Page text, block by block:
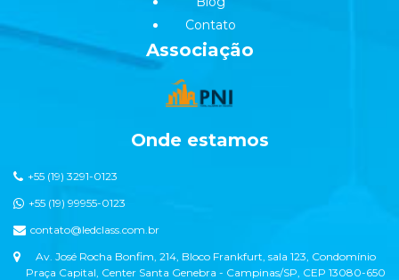
Contato
Associação
Onde estamos
+55 (19) 3291-0123
+55 (19) 99955-0123
contato@ledclass.com.br
Av. José Rocha Bonfim, 214, Bloco Frankfurt, sala 123, Condomínio
Praça Capital, Center Santa Genebra - Campinas/SP, CEP 13080-650